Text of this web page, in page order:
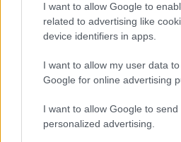
I want to allow Google to
related to advertising like
device identifiers in apps.
I want to allow my user data
Google for online advertising
I want to allow Google to send
personalized advertising.
7 settembre,
Miozzo, già capo del Cts e
critico sull’annuncio che
giovedì scorso riguardo alla
classi dove tutti sono
possano togliersi la